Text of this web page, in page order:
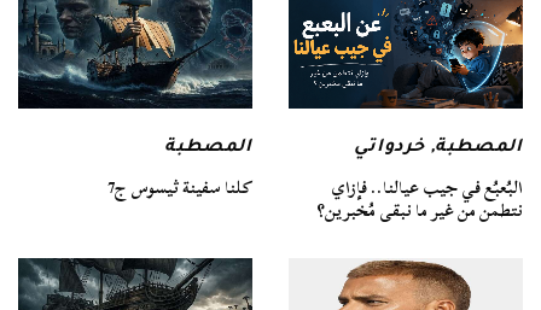
المصطبة,خردواتي
البُعبُع في جيب عيالنا.. فإزاي
نتطمن من غير ما نبقى مُخبرين؟
المصطبة
كلنا سفينة ثيسوس ج7